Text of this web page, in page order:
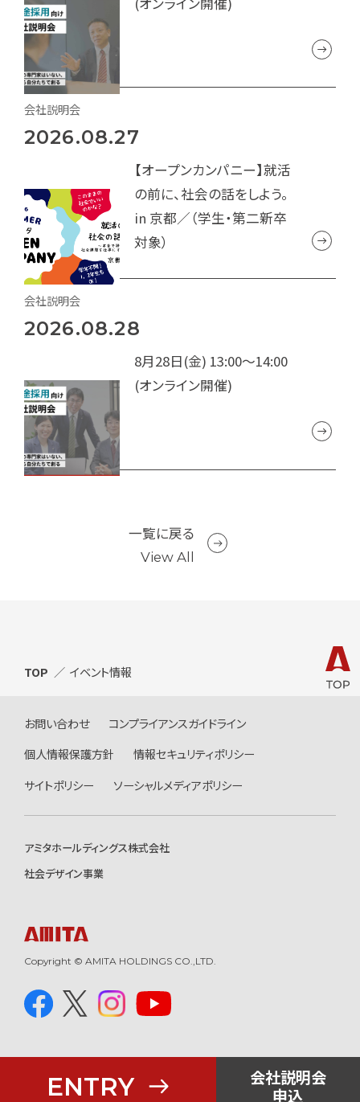
2026.08.27
【オープンカンパニー】就活
の前に、社会の話をしよう。
in 京都／（学生・第二新卒
対象）
会社説明会
2026.08.28
8月28日(金) 13:00～14:00
(オンライン開催)
会社説明会
一覧に戻る
View All
ENTRY
会社説明会
申込
お問い合わせ
コンプライアンスガイドライン
個人情報保護方針
情報セキュリティポリシー
サイトポリシー
ソーシャルメディアポリシー
TOP イベント情報
Copyright © AMITA HOLDINGS CO.,LTD.
アミタホールディングス株式会社
社会デザイン事業